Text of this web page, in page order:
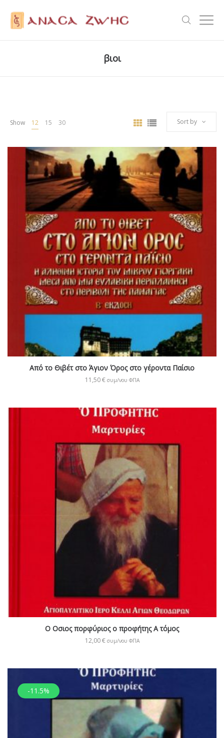
βιοι
Show 12 15 30 Sort by
Από το Θιβέτ στο Άγιον Όρος στο γέροντα Παίσιο
11,50€ συμ/νου ΦΠΑ
Ο Οσιος πορφύριος ο προφήτης Α τόμος
12,00€ συμ/νου ΦΠΑ
-11.5%